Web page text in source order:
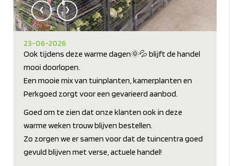
‹ ›
23-06-2026
Ook tijdens deze warme dagen🌞💦 blijft de handel
mooi doorlopen.
Een mooie mix van tuinplanten, kamerplanten en
Perkgoed zorgt voor een gevarieerd aanbod.
Goed om te zien dat onze klanten ook in deze
warme weken trouw blijven bestellen.
Zo zorgen we er samen voor dat de tuincentra goed
gevuld blijven met verse, actuele handel!